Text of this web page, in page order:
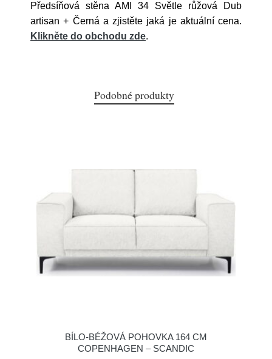
Předsíňová stěna AMI 34 Světle růžová Dub
artisan + Černá a zjistěte jaká je aktuální cena.
Klikněte do obchodu zde.
Podobné produkty
BÍLO-BÉŽOVÁ POHOVKA 164 CM
COPENHAGEN – SCANDIC